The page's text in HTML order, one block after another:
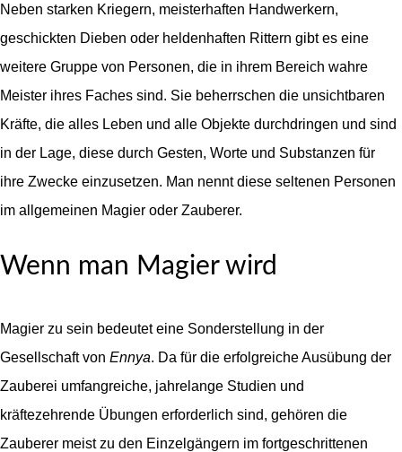
Neben starken Kriegern, meisterhaften Handwerkern,
geschickten Dieben oder heldenhaften Rittern gibt es eine
weitere Gruppe von Personen, die in ihrem Bereich wahre
Meister ihres Faches sind. Sie beherrschen die unsichtbaren
Kräfte, die alles Leben und alle Objekte durchdringen und sind
in der Lage, diese durch Gesten, Worte und Substanzen für
ihre Zwecke einzusetzen. Man nennt diese seltenen Personen
im allgemeinen Magier oder Zauberer.
Wenn man Magier wird
Magier zu sein bedeutet eine Sonderstellung in der
Gesellschaft von Ennya. Da für die erfolgreiche Ausübung der
Zauberei umfangreiche, jahrelange Studien und
kräftezehrende Übungen erforderlich sind, gehören die
Zauberer meist zu den Einzelgängern im fortgeschrittenen